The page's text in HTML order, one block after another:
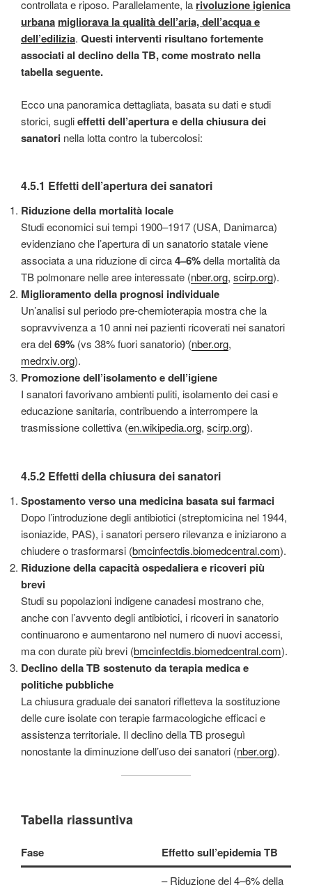
controllata e riposo. Parallelamente, la rivoluzione igienica
urbana migliorava la qualità dell’aria, dell’acqua e
dell’edilizia. Questi interventi risultano fortemente
associati al declino della TB, come mostrato nella
tabella seguente.
Ecco una panoramica dettagliata, basata su dati e studi
storici, suglieffetti dell’apertura e della chiusura dei
sanatori nella lotta contro la tubercolosi:
4.5.1 Effetti dell’apertura dei sanatori
Riduzione della mortalità locale
Studi economici sui tempi 1900–1917 (USA, Danimarca)
evidenziano che l’apertura di un sanatorio statale viene
associata a una riduzione di circa4–6%della mortalità da
TB polmonare nelle aree interessate (nber.org, scirp.org).
Miglioramento della prognosi individuale
Un’analisi sul periodo pre-chemioterapia mostra che la
sopravvivenza a 10 anni nei pazienti ricoverati nei sanatori
era del69% (vs 38% fuori sanatorio) (nber.org,
medrxiv.org).
Promozione dell’isolamento e dell’igiene
I sanatori favorivano ambienti puliti, isolamento dei casi e
educazione sanitaria, contribuendo a interrompere la
trasmissione collettiva (en.wikipedia.org, scirp.org).
4.5.2 Effetti della chiusura dei sanatori
Spostamento verso una medicina basata sui farmaci
Dopo l’introduzione degli antibiotici (streptomicina nel 1944,
isoniazide, PAS), i sanatori persero rilevanza e iniziarono a
chiudere o trasformarsi (bmcinfectdis.biomedcentral.com).
Riduzione della capacità ospedaliera e ricoveri più
brevi
Studi su popolazioni indigene canadesi mostrano che,
anche con l’avvento degli antibiotici, i ricoveri in sanatorio
continuarono e aumentarono nel numero di nuovi accessi,
ma con durate più brevi (bmcinfectdis.biomedcentral.com).
Declino della TB sostenuto da terapia medica e
politiche pubbliche
La chiusura graduale dei sanatori rifletteva la sostituzione
delle cure isolate con terapie farmacologiche efficaci e
assistenza territoriale. Il declino della TB proseguì
nonostante la diminuzione dell’uso dei sanatori (nber.org).
Tabella riassuntiva
Fase Effetto sull’epidemia TB
– Riduzione del 4–6% della